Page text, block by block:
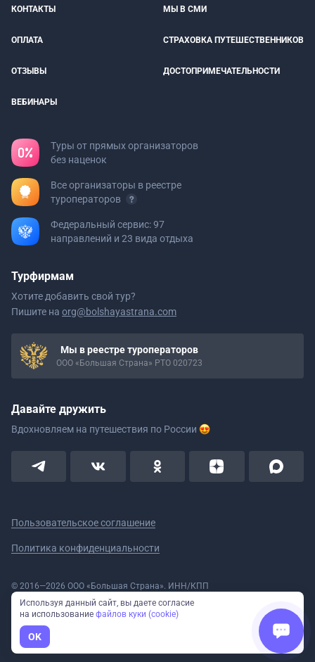
КОНТАКТЫ МЫ В СМИ
ОПЛАТА СТРАХОВКА ПУТЕШЕСТВЕННИКОВ
ОТЗЫВЫ ДОСТОПРИМЕЧАТЕЛЬНОСТИ
ВЕБИНАРЫ
Туры от прямых организаторов
без наценок
Все организаторы в реестре
туроператоров
Федеральный сервис: 97
направлений и 23 вида отдыха
Турфирмам
Хотите добавить свой тур?
Пишите на org@bolshayastrana.com
Мы в реестре туроператоров
ООО «Большая Страна» РТО 020723
Давайте дружить
Вдохновляем на путешествия по России
Пользовательское соглашение
Политика конфиденциальности
© 2016—2026 ООО «Большая Страна». ИНН/КПП
5908078160/590801001 ОГРН 1185958020533
Номер в реестре Роскомнадзора № 59-18-006319 (Приказ № 321 от
11.10.2018)
Полное или частичное копирование изображений и текстов возможно
только с указанием активной ссылки на сайт Большая Страна.
Используя данный сайт, вы даете согласие
на использование файлов куки (cookie)
OK